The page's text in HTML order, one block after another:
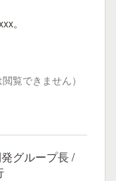
。
覧できません）
グループ長 /